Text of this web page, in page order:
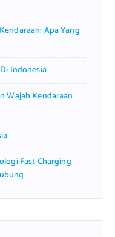
Apa Yang
Indonesia
Wajah Kendaraan
Fast Charging